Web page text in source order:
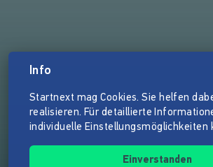
Info
Startnext mag Cookies. Sie helfen
realisieren. Für detaillierte
individuelle Einstellungsmöglichkeiten
Einverstanden